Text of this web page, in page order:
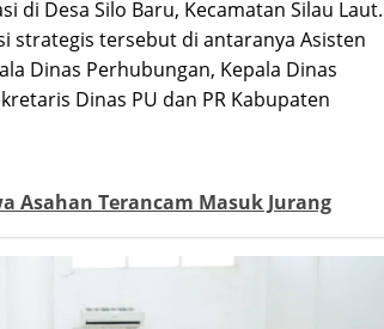
di Desa Silo Baru, Kecamatan Silau Laut.
strategis tersebut di antaranya Asisten
Dinas Perhubungan, Kepala Dinas
Dinas PU dan PR Kabupaten
Asahan Terancam Masuk Jurang